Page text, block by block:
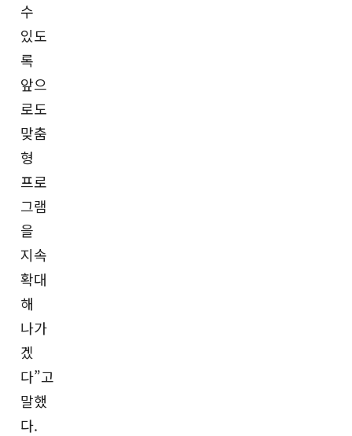
수
있도
록
앞으
로도
맞춤
형
프로
그램
을
지속
확대
해
나가
겠
다”고
말했
다.